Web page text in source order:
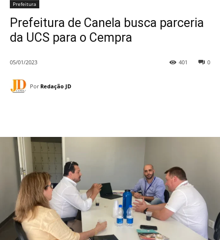
Prefeitura
Prefeitura de Canela busca parceria
da UCS para o Cempra
05/01/2023 0
401
Por Redação JD